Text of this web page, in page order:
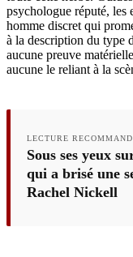
psychologue réputé, les
homme discret qui
à la description du type
aucune preuve
aucune le reliant à la
LECTURE
Sous ses yeux
qui a brisé une
Rachel Nickell